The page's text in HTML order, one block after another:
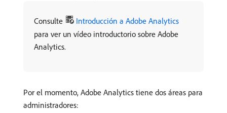
Consulte
Introducción a Adobe Analytics
para ver un vídeo introductorio sobre Adobe
Analytics.
Por el momento, Adobe Analytics tiene dos áreas para
administradores: